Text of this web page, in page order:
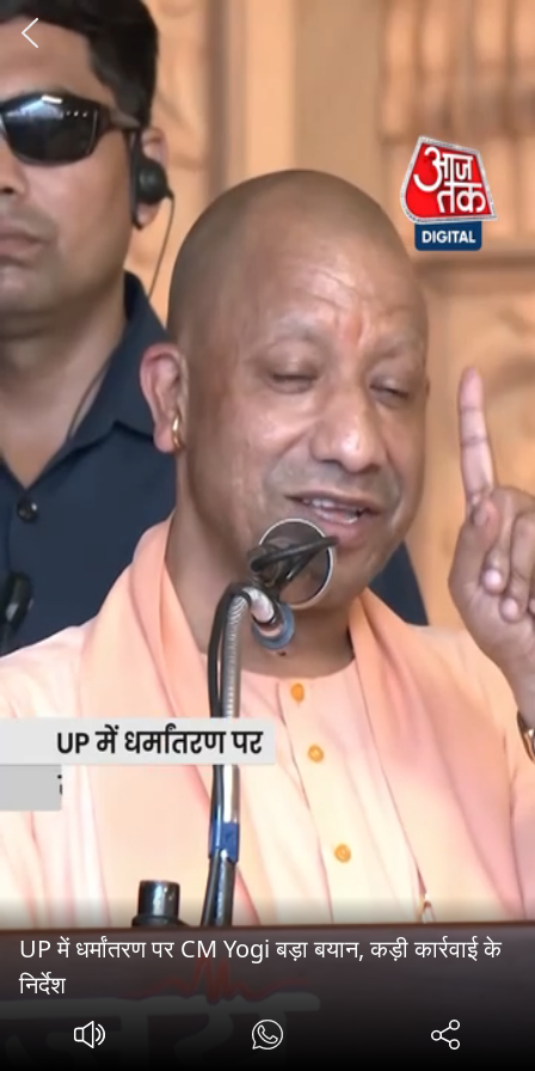
UP में धर्मांतरण पर CM Yogi बड़ा बयान, कड़ी कार्रवाई के
निर्देश